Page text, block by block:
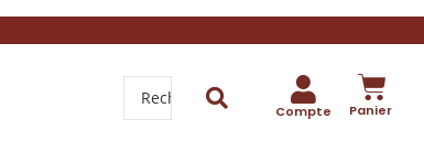
Compte Panier